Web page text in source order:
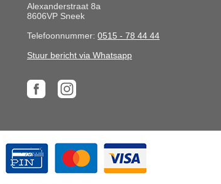
Alexanderstraat 8a
8606VP Sneek
Telefoonnummer:0515 - 78 44 44
Stuur bericht via Whatsapp